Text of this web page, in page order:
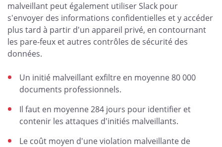
malveillant peut également utiliser Slack pour
s'envoyer des informations confidentielles et y accéder
plus tard à partir d'un appareil privé, en contournant
les pare-feux et autres contrôles de sécurité des
données.
Un initié malveillant exfiltre en moyenne 80 000
documents professionnels.
Il faut en moyenne 284 jours pour identifier et
contenir les attaques d'initiés malveillants.
Le coût moyen d'une violation malveillante de